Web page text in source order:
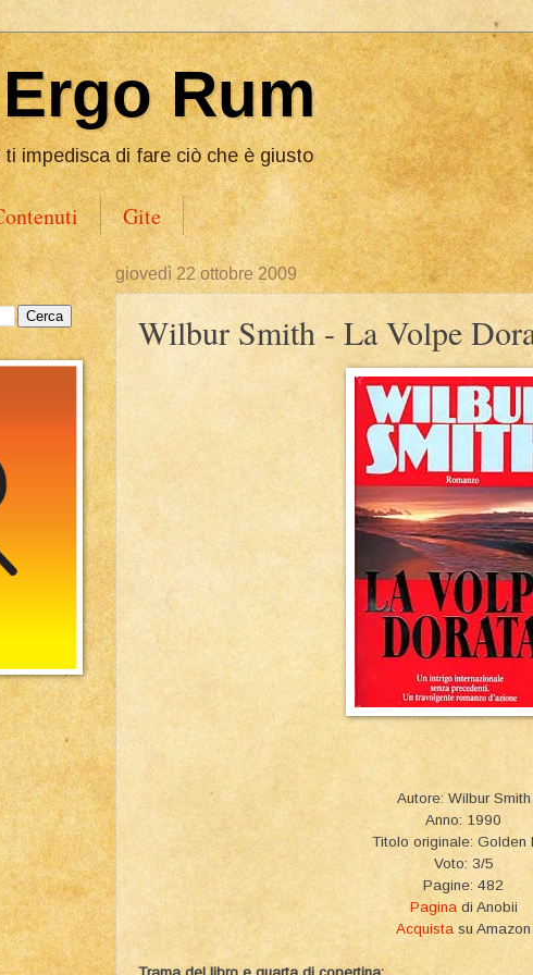
Rum
impedisca di fare ciò che è giusto
Gite
giovedì 22 ottobre 2009
Wilbur Smith - La Volpe
Autore: Wilbur Smith
Anno: 1990
Titolo originale: Golden
Voto: 3/5
Pagine: 482
Paginadi Anobii
Acquista su Amazon